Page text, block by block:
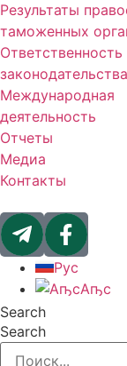
Результаты
таможенных
законодательства
Международная
деятельность
Отчеты
Медиа
Контакты
Рус
Аҧс
Search
Search